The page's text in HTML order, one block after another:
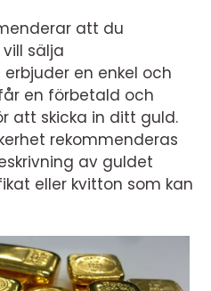
att du
sälja
en enkel och
en förbetald och
att skicka in ditt guld.
rekommenderas
av guldet
eller kvitton som kan